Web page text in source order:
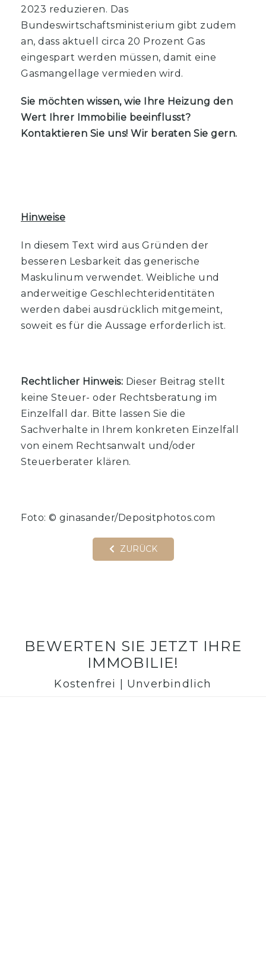
2023 reduzieren. Das
Bundeswirtschaftsministerium gibt zudem
an, dass aktuell circa 20 Prozent Gas
eingespart werden müssen, damit eine
Gasmangellage vermieden wird.
Sie möchten wissen, wie Ihre Heizung den
Wert Ihrer Immobilie beeinflusst?
Kontaktieren Sie uns! Wir beraten Sie gern.
Hinweise
In diesem Text wird aus Gründen der
besseren Lesbarkeit das generische
Maskulinum verwendet. Weibliche und
anderweitige Geschlechteridentitäten
werden dabei ausdrücklich mitgemeint,
soweit es für die Aussage erforderlich ist.
Rechtlicher Hinweis: Dieser Beitrag stellt
keine Steuer- oder Rechtsberatung im
Einzelfall dar. Bitte lassen Sie die
Sachverhalte in Ihrem konkreten Einzelfall
von einem Rechtsanwalt und/oder
Steuerberater klären.
Foto: © ginasander/Depositphotos.com
ZURÜCK
BEWERTEN SIE JETZT IHRE
IMMOBILIE!
Kostenfrei | Unverbindlich